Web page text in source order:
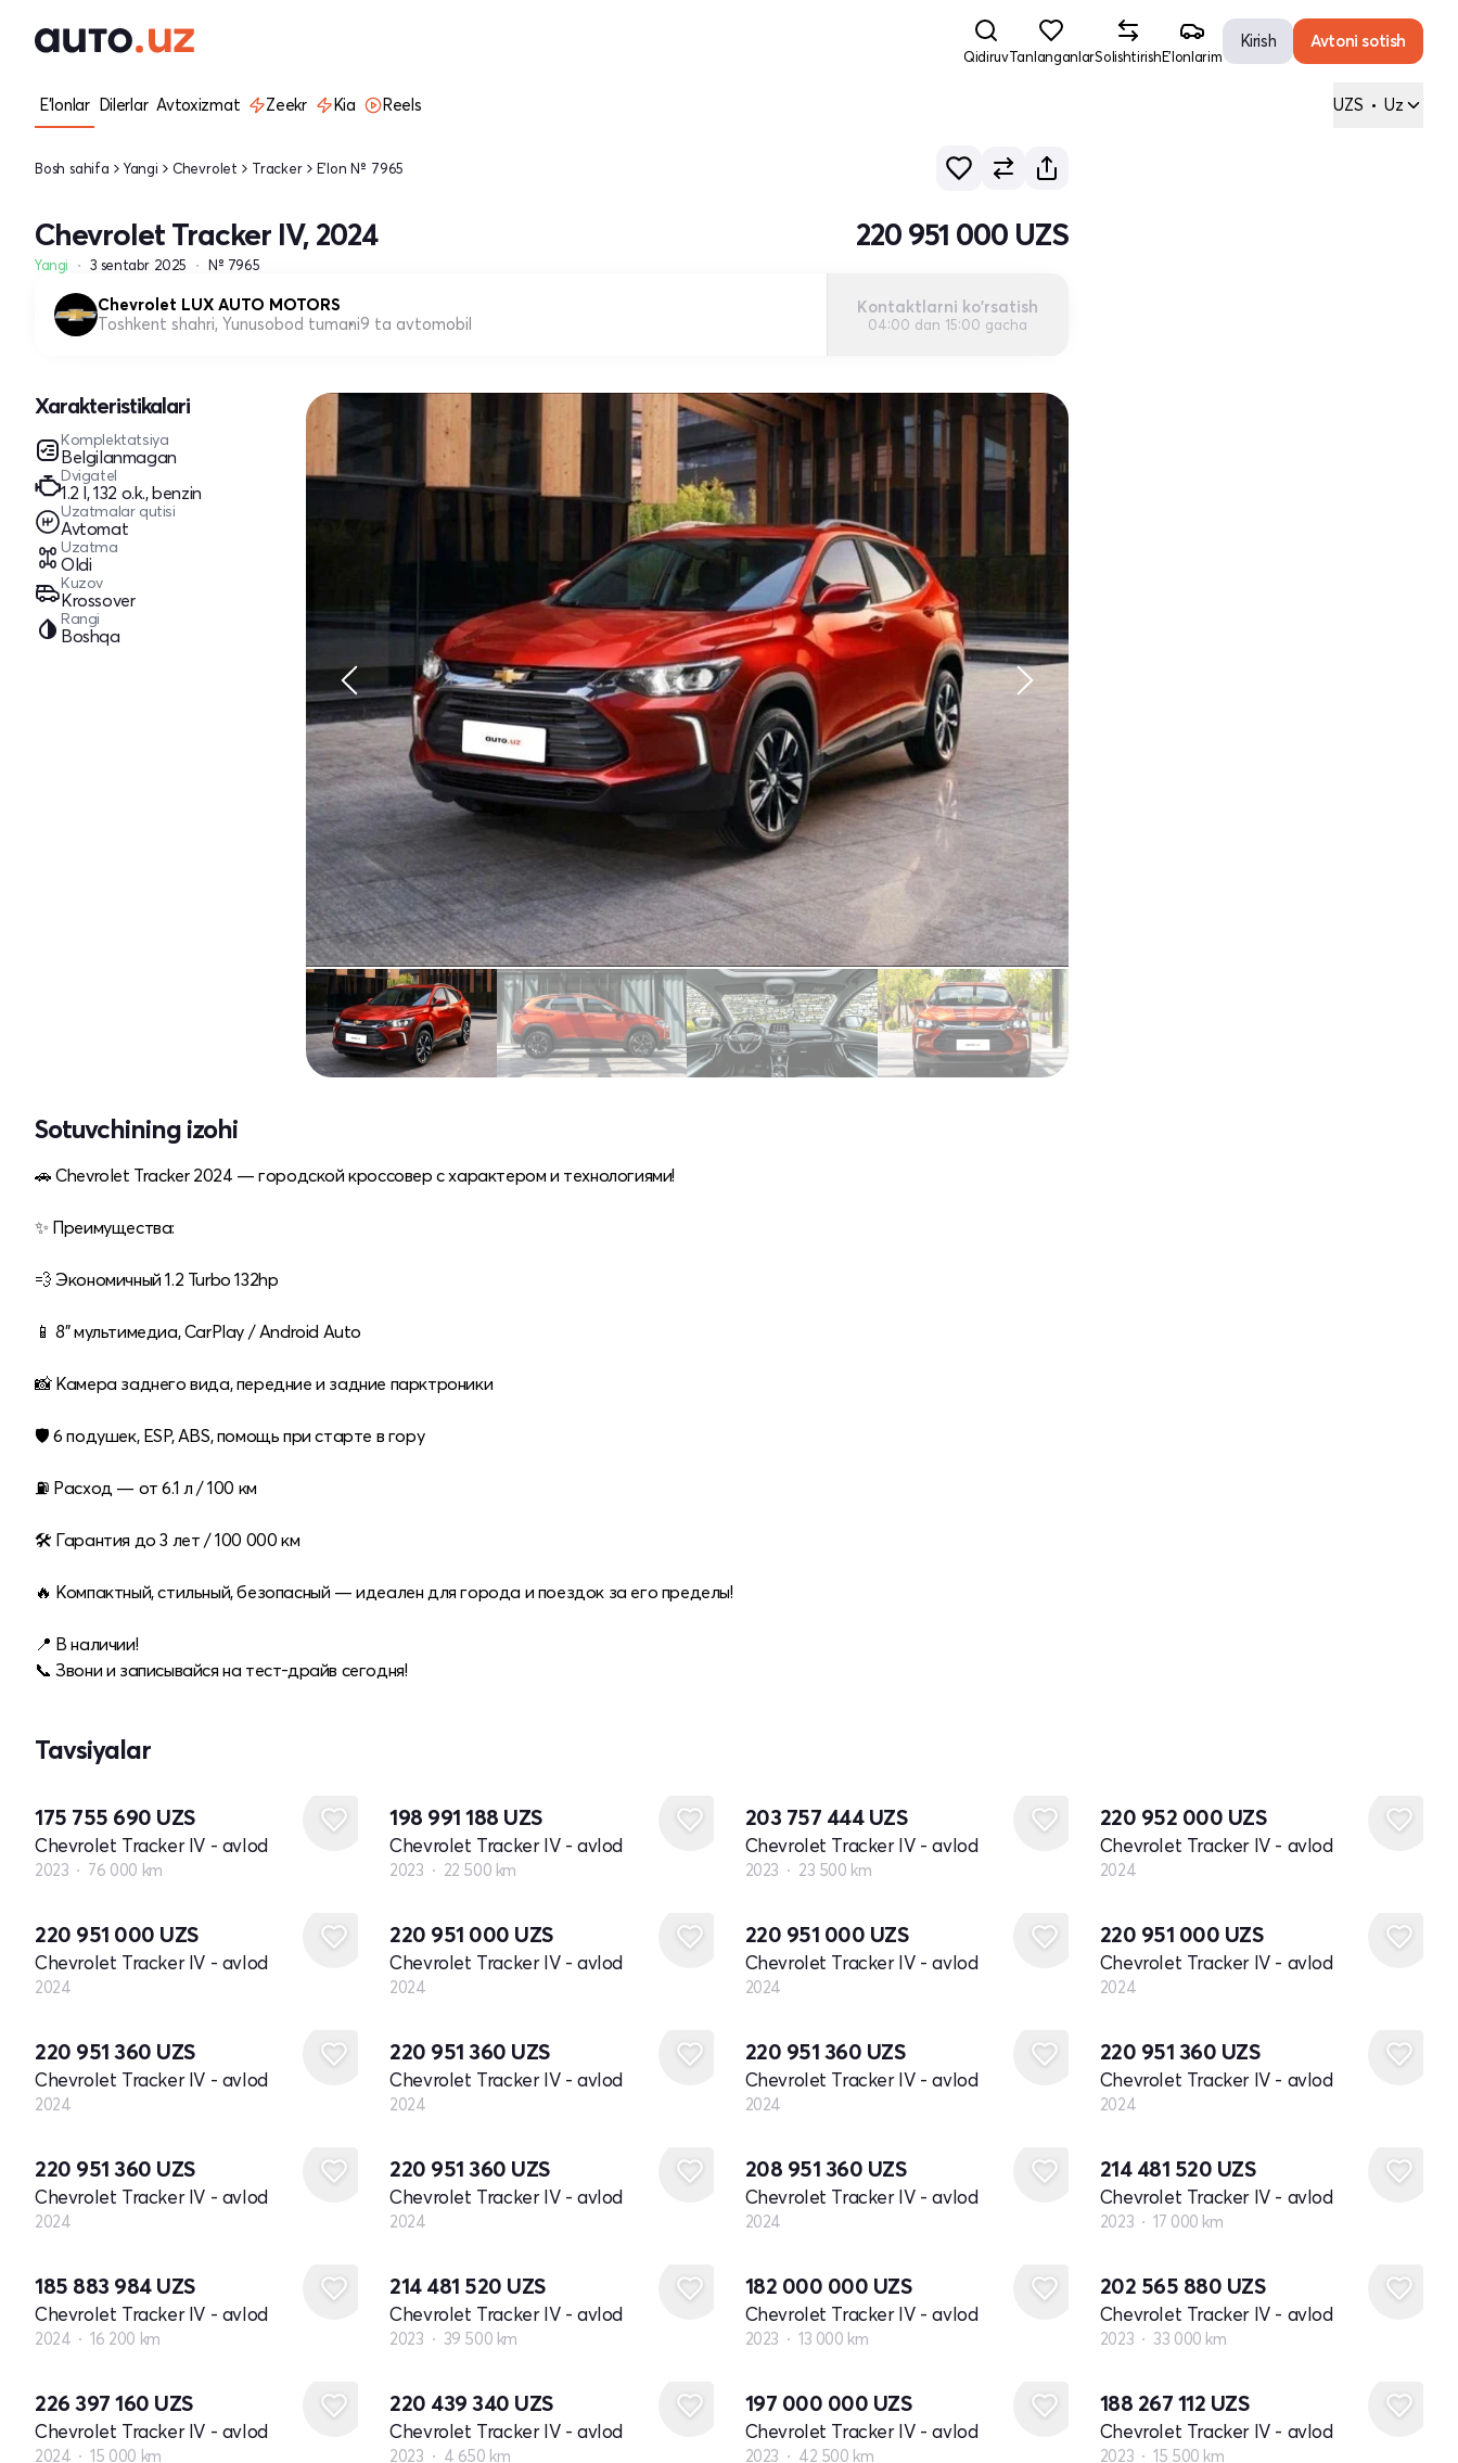
QidiruvTanlanganlarSolishtirishE'lonlarim
Kirish Avtoni sotish
E'lonlar Dilerlar Avtoxizmat Zeekr Kia Reels UZS • Uz
Bosh sahifa Yangi Chevrolet Tracker E'lon № 7965
Chevrolet Tracker IV, 2024
Yangi 3 sentabr 2025 № 7965
220 951 000 UZS
Chevrolet LUX AUTO MOTORS
Toshkent shahri, Yunusobod tumani9 ta avtomobil
Kontaktlarni ko'rsatish
04:00 dan 15:00 gacha
Xarakteristikalari
Komplektatsiya
Belgilanmagan
Dvigatel
1.2 l, 132 o.k., benzin
Uzatmalar qutisi
Avtomat
Uzatma
Oldi
Kuzov
Krossover
Rangi
Boshqa
Sotuvchining izohi
🚗 Chevrolet Tracker 2024 — городской кроссовер с характером и технологиями!
✨ Преимущества:
💨 Экономичный 1.2 Turbo 132hp
📱 8" мультимедиа, CarPlay / Android Auto
📸 Камера заднего вида, передние и задние парктроники
🛡 6 подушек, ESP, ABS, помощь при старте в гору
⛽️ Расход — от 6.1 л / 100 км
🛠 Гарантия до 3 лет / 100 000 км
🔥 Компактный, стильный, безопасный — идеален для города и поездок за его пределы!
📍 В наличии!
📞 Звони и записывайся на тест-драйв сегодня!
Tavsiyalar
175 755 690 UZS
Chevrolet Tracker IV - avlod
2023 76 000 km
198 991 188 UZS
Chevrolet Tracker IV - avlod
2023 22 500 km
203 757 444 UZS
Chevrolet Tracker IV - avlod
2023 23 500 km
220 952 000 UZS
Chevrolet Tracker IV - avlod
2024
220 951 000 UZS
Chevrolet Tracker IV - avlod
2024
220 951 000 UZS
Chevrolet Tracker IV - avlod
2024
220 951 000 UZS
Chevrolet Tracker IV - avlod
2024
220 951 000 UZS
Chevrolet Tracker IV - avlod
2024
220 951 360 UZS
Chevrolet Tracker IV - avlod
2024
220 951 360 UZS
Chevrolet Tracker IV - avlod
2024
220 951 360 UZS
Chevrolet Tracker IV - avlod
2024
220 951 360 UZS
Chevrolet Tracker IV - avlod
2024
220 951 360 UZS
Chevrolet Tracker IV - avlod
2024
220 951 360 UZS
Chevrolet Tracker IV - avlod
2024
208 951 360 UZS
Chevrolet Tracker IV - avlod
2024
214 481 520 UZS
Chevrolet Tracker IV - avlod
2023 17 000 km
185 883 984 UZS
Chevrolet Tracker IV - avlod
2024 16 200 km
214 481 520 UZS
Chevrolet Tracker IV - avlod
2023 39 500 km
182 000 000 UZS
Chevrolet Tracker IV - avlod
2023 13 000 km
202 565 880 UZS
Chevrolet Tracker IV - avlod
2023 33 000 km
226 397 160 UZS
Chevrolet Tracker IV - avlod
2024 15 000 km
220 439 340 UZS
Chevrolet Tracker IV - avlod
2023 4 650 km
197 000 000 UZS
Chevrolet Tracker IV - avlod
2023 42 500 km
188 267 112 UZS
Chevrolet Tracker IV - avlod
2023 15 500 km